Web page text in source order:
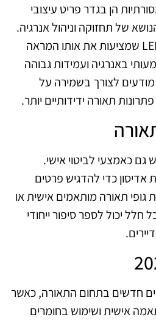
הן בגדר פריט עיצובי
של תחזוקה וניהול אנרגיה.
כיום קיימות נורות אדיסון LED שמציעות את אותו המראה
באנרגיה ועמידות גבוהה
יותר. המעצבים של 2025 מודעים לצורך בשמירה על
תאורה ידידותיים יותר.
גם כאמצעי לביטוי אישי.
כדי להדגיש פרטים
גופי תאורה מותאמים אישית או
חלל יכול לספר סיפור ייחודי
טרנדים חדשים בתחום התאורה, כאשר
אישית ושימוש בחומרים